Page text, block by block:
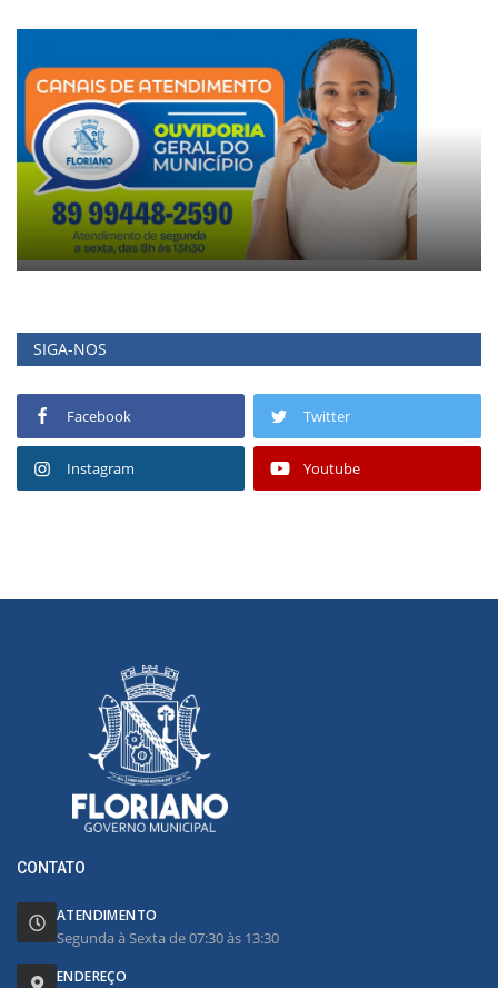
SIGA-NOS
Facebook Twitter
Instagram Youtube
CONTATO
ATENDIMENTO
Segunda à Sexta de 07:30 às 13:30
ENDEREÇO